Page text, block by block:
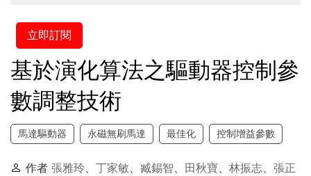
立即訂閱
基於演化算法之驅動器控制參
數調整技術
馬達驅動器 永磁無刷馬達 最佳化 控制增益參數
作者 張雅玲、 丁家敏、 臧錫智、 田秋寶、 林振志、 張正